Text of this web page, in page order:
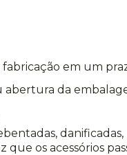
em um
da
os acessórios